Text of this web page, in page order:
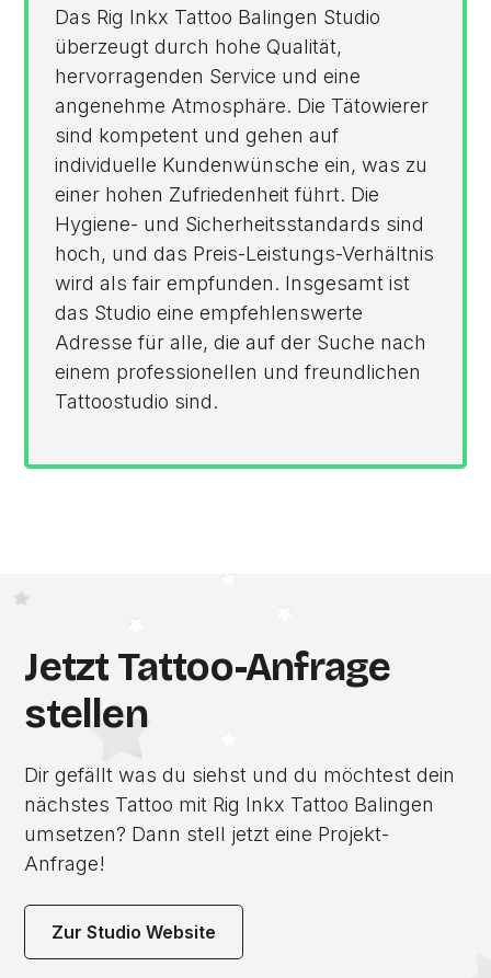
Das Rig Inkx Tattoo Balingen Studio
überzeugt durch hohe Qualität,
hervorragenden Service und eine
angenehme Atmosphäre. Die Tätowierer
sind kompetent und gehen auf
individuelle Kundenwünsche ein, was zu
einer hohen Zufriedenheit führt. Die
Hygiene- und Sicherheitsstandards sind
hoch, und das Preis-Leistungs-Verhältnis
wird als fair empfunden. Insgesamt ist
das Studio eine empfehlenswerte
Adresse für alle, die auf der Suche nach
einem professionellen und freundlichen
Tattoostudio sind.
Jetzt Tattoo-Anfrage
stellen
Dir gefällt was du siehst und du möchtest dein
nächstes Tattoo mit Rig Inkx Tattoo Balingen
umsetzen? Dann stell jetzt eine Projekt-
Anfrage!
Zur Studio Website